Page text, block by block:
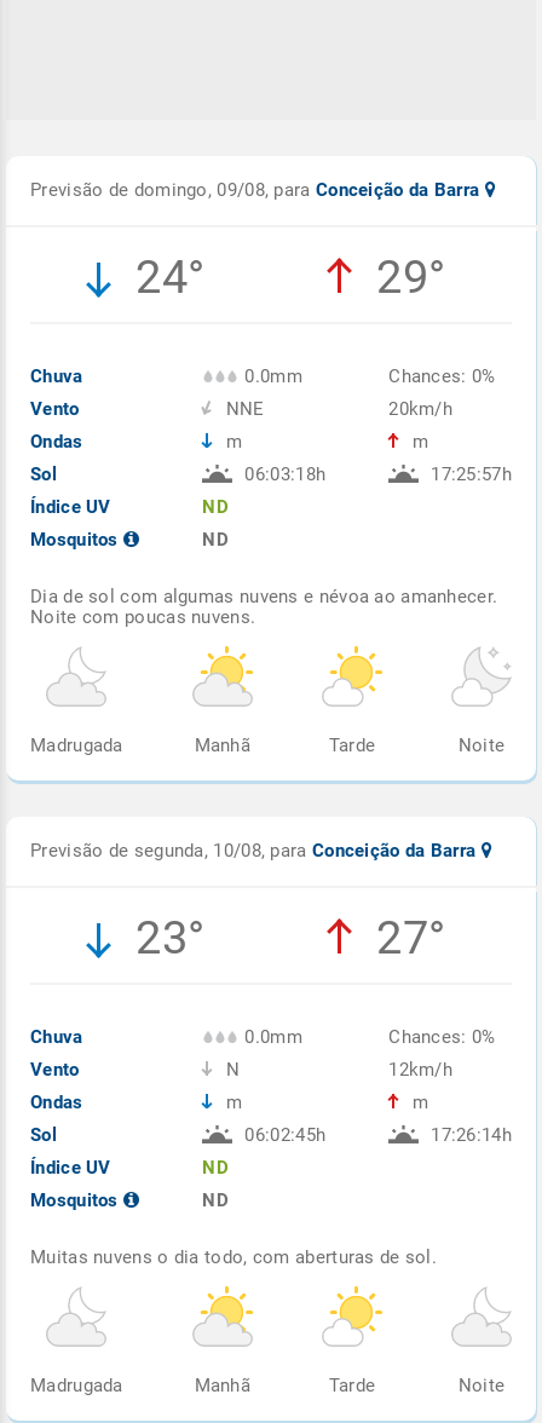
Previsão de domingo, 09/08, para Conceição da Barra
24° 29°
Chuva
Vento
Ondas
Sol
Índice UV
Mosquitos
0.0mm
NNE
m
06:03:18h
ND
ND
Chances: 0%
20km/h
m
17:25:57h
Dia de sol com algumas nuvens e névoa ao amanhecer.
Noite com poucas nuvens.
Madrugada Manhã Tarde Noite
Previsão de segunda, 10/08, para Conceição da Barra
23° 27°
Chuva
Vento
Ondas
Sol
Índice UV
Mosquitos
0.0mm
N
m
06:02:45h
ND
ND
Chances: 0%
12km/h
m
17:26:14h
Muitas nuvens o dia todo, com aberturas de sol.
Madrugada Manhã Tarde Noite